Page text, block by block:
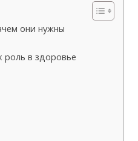
они нужны
роль в здоровье